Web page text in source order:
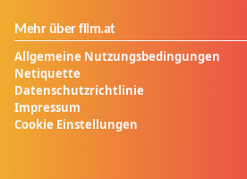
Mehr über film.at
Allgemeine Nutzungsbedingungen
Netiquette
Datenschutzrichtlinie
Impressum
Cookie Einstellungen